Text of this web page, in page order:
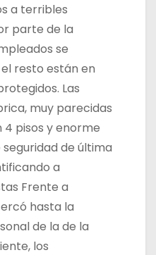
a terribles
parte de la
se
resto están en
Las
muy parecidas
pisos y enorme
de última
a
Frente a
hasta la
de la de la
los